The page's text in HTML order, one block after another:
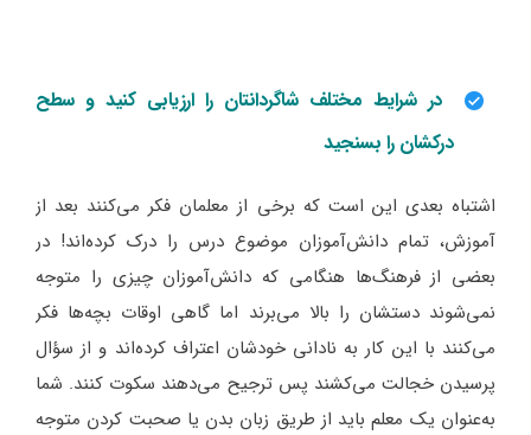
در شرایط مختلف شاگردانتان را ارزیابی کنید و سطح
درکشان را بسنجید
اشتباه بعدی این است که برخی از معلمان فکر می‌کنند بعد از
آموزش، تمام دانش‌آموزان موضوع درس را درک کرده‌اند! در
بعضی از فرهنگ‌ها هنگامی که دانش‌آموزان چیزی را متوجه
نمی‌شوند دستشان را بالا می‌برند اما گاهی اوقات بچه‌ها فکر
می‌کنند با این کار به نادانی خودشان اعتراف کرده‌اند و از سؤال
پرسیدن خجالت می‌کشند پس ترجیح می‌دهند سکوت کنند. شما
به‌عنوان یک معلم باید از طریق زبان بدن یا صحبت کردن متوجه